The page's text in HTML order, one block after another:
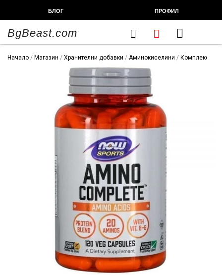
БЛОГ ПРОФИЛ
BgBeast.com Cart
Начало / Магазин / Хранителни добавки / Аминокиселини / Комплексни